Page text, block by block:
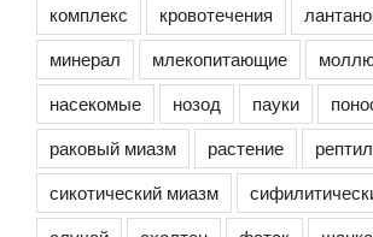
комплекс
кровотечения
минерал
млекопитающие
насекомые
нозод пауки
раковый миазм
растение
сикотический миазм